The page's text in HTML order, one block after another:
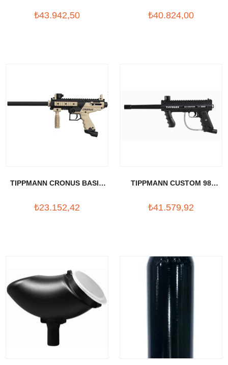
₺43.942,50
SILAHI
₺40.824,00
TIPPMANN CRONUS BASIC
₺23.152,42
TIPPMANN CUSTOM 98
₺41.579,92